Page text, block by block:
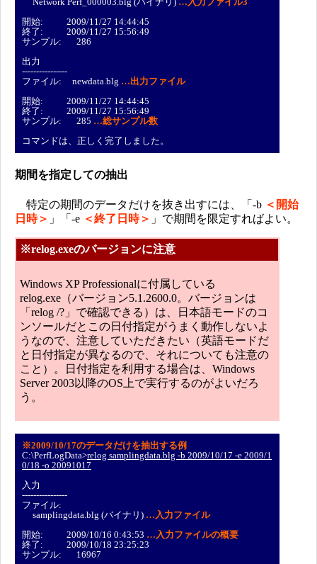
開始: 2009/11/27 14:44:45
終了: 2009/11/27 15:56:49
サンプル: 286
出力
----------------
ファイル: newdata.blg …出力ファイル
開始: 2009/11/27 14:44:45
終了: 2009/11/27 15:56:49
サンプル: 285 …総サンプル数
コマンドは、正しく完了しました。
期間を指定しての抽出
特定の期間のデータだけを抜き出すには、「-b ＜開始
日時＞ 」「-e ＜終了日時＞ 」で期間を限定すればよい。
※relog.exeのバージョンに注意
Windows XP Professionalに付属している
relog.exe（バージョン5.1.2600.0。バージョンは
「relog /?」で確認できる）は、日本語モードのコ
ンソールだとこの日付指定がうまく動作しないよ
うなので、注意していただきたい（英語モードだ
と日付指定が異なるので、それについても注意の
こと）。日付指定を利用する場合は、Windows
Server 2003以降のOS上で実行するのがよいだろ
う。
※2009/10/17のデータだけを抽出する例
C:\PerfLogData>relog samplingdata.blg -b 2009/10/17 -e 2009/1
0/18 -o 20091017
入力
----------------
ファイル:
samplingdata.blg (バイナリ) …入力ファイル
開始: 2009/10/16 0:43:53 …入力ファイルの概要
終了: 2009/10/18 23:25:23
サンプル: 16967